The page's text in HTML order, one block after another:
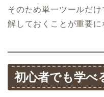
そのため単一ツールだ
解しておくことが重要に
初心者でも学べ